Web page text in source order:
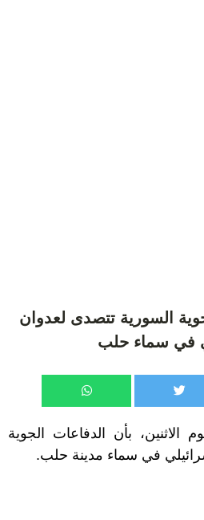
السورية تتصدى لعدوان
في سماء حلب
بأن الدفاعات الجوية
في سماء مدينة حلب.